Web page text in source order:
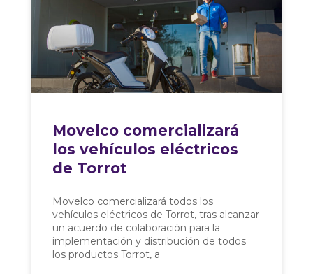
Movelco comercializará
los vehículos eléctricos
de Torrot
Movelco comercializará todos los
vehículos eléctricos de Torrot, tras alcanzar
un acuerdo de colaboración para la
implementación y distribución de todos
los productos Torrot, a